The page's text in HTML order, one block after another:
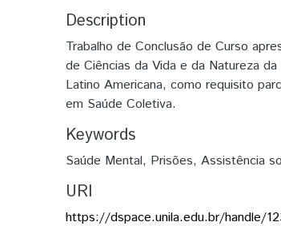
Description
Trabalho de Conclusão de Curso
de Ciências da Vida e da Natureza
Latino Americana, como requisito
em Saúde Coletiva.
Keywords
Saúde Mental, Prisões, Assistência
URI
https://dspace.unila.edu.br/handle/